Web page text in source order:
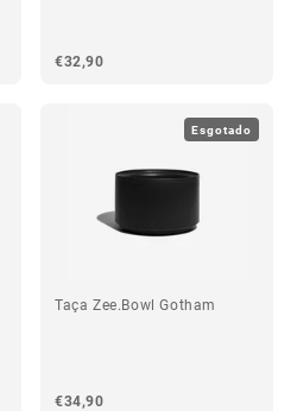
€32,90
Esgotado
Taça Zee.Bowl Gotham
€34,90